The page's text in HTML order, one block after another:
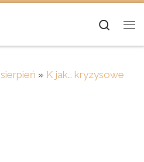
sierpień » K jak… kryzysowe